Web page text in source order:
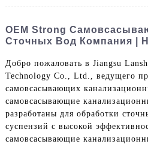
OEM Strong
Сточных Вод Компания |
Добро пожаловать в Jiangsu
Technology Co., Ltd., ведущего
самовсасывающих
самовсасывающие
разработаны для обработки
суспензий с высокой
самовсасывающие